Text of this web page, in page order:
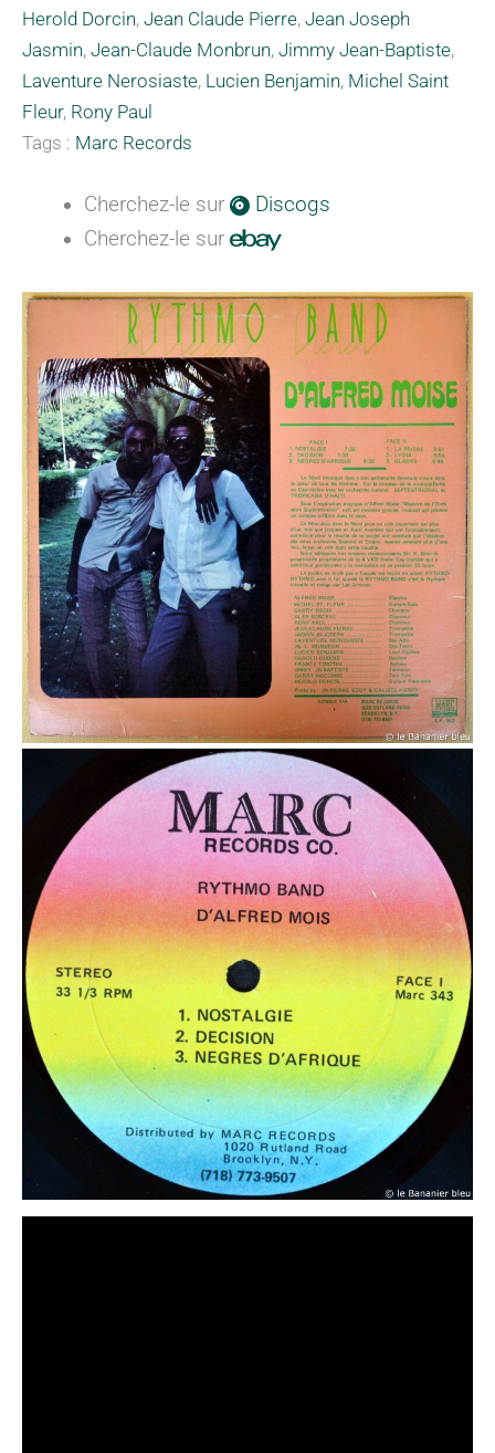
Herold Dorcin, Jean Claude Pierre, Jean Joseph
Jasmin, Jean-Claude Monbrun, Jimmy Jean-Baptiste,
Laventure Nerosiaste, Lucien Benjamin, Michel Saint
Fleur, Rony Paul
Tags : Marc Records
Cherchez-le sur
Discogs
Cherchez-le sur